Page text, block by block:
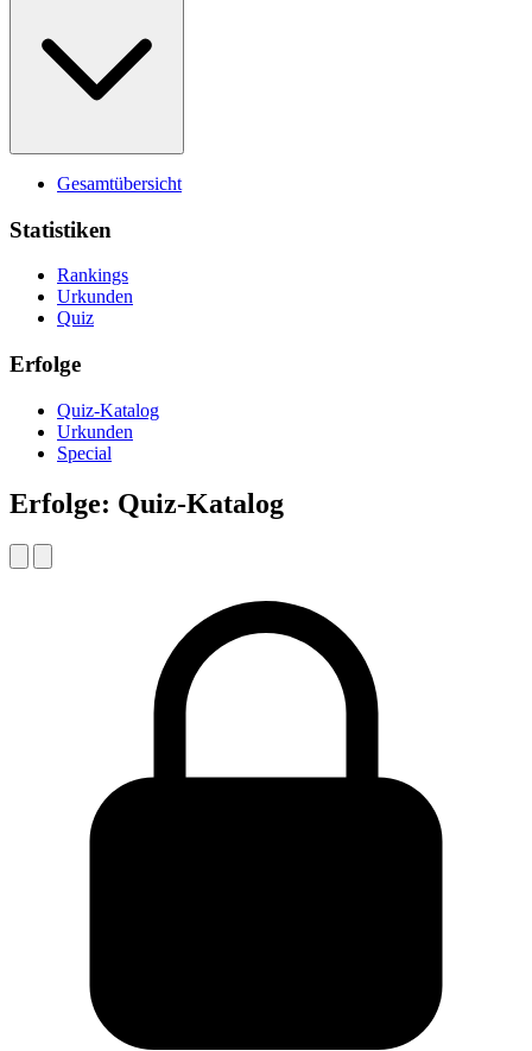
Gesamtübersicht
Statistiken
Rankings
Urkunden
Quiz
Erfolge
Quiz-Katalog
Urkunden
Special
Erfolge: Quiz-Katalog